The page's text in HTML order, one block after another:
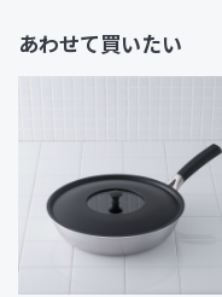
あわせて買いたい